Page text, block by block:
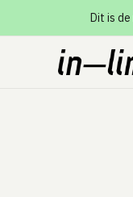
Dit is de